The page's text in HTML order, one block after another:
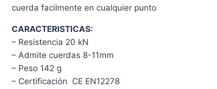
cuerda facilmente en cualquier punto
CARACTERISTICAS:
– Resistencia 20 kN
– Admite cuerdas 8-11mm
– Peso 142 g
– Certificación CE EN12278